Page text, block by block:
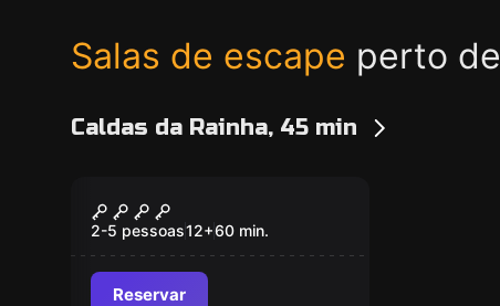
Salas de escape perto
Caldas da Rainha, 45 min
THE DUNGEON
2-5 pessoas12+60 min.
Reservar